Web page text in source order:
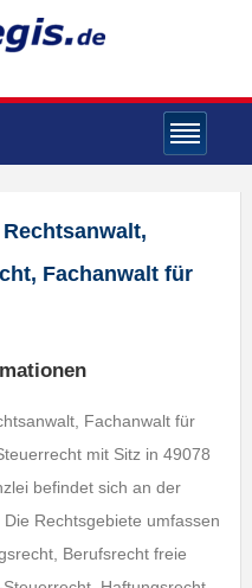
Fachanwalt für
Fachanwalt für
mit Sitz in 49078
befindet sich an der
Rechtsgebiete umfassen
Berufsrecht freie